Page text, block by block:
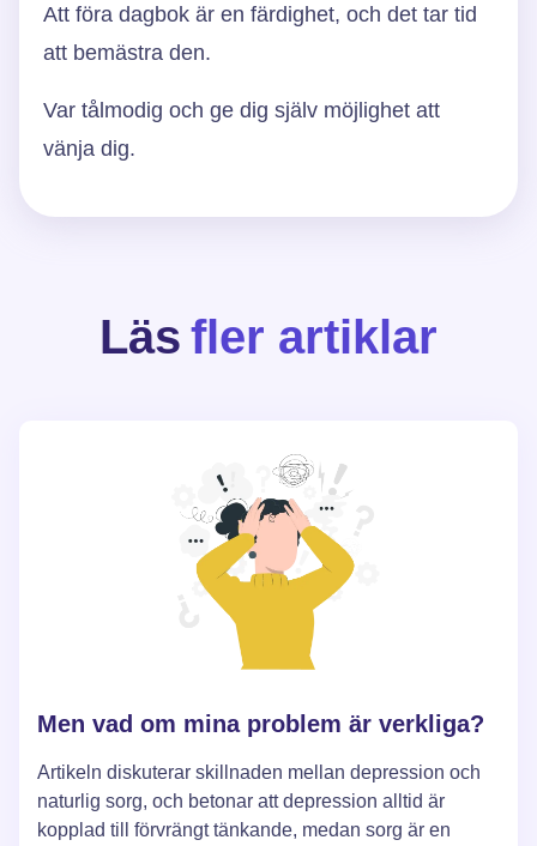
Att föra dagbok är en färdighet, och det tar tid
att bemästra den.
Var tålmodig och ge dig själv möjlighet att
vänja dig.
Läs fler artiklar
Men vad om mina problem är verkliga?
Artikeln diskuterar skillnaden mellan depression och
naturlig sorg, och betonar att depression alltid är
kopplad till förvrängt tänkande, medan sorg är en